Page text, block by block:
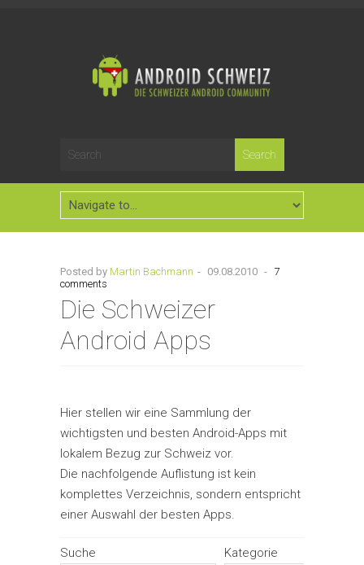
Posted by Martin Bachmann - 09.08.2010 - 7
comments
Die Schweizer
Android Apps
Hier stellen wir eine Sammlung der
wichtigsten und besten Android-Apps mit
lokalem Bezug zur Schweiz vor.
Die nachfolgende Auflistung ist kein
komplettes Verzeichnis, sondern entspricht
einer Auswahl der besten Apps.
Suche Kategorie